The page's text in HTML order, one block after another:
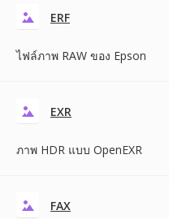
ERF
ไฟล์ภาพ RAW ของ Epson
EXR
ภาพ HDR แบบ OpenEXR
FAX